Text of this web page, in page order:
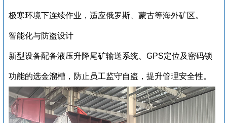
极寒环境下连续作业，适应俄罗斯、蒙古等海外矿区。
‌智能化与防盗设计‌
新型设备配备液压升降尾矿输送系统、GPS定位及密码锁
功能的选金溜槽，防止员工监守自盗，提升管理安全性。